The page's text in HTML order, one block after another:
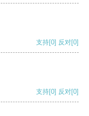
支持[0] 反对[0]
支持[0] 反对[0]